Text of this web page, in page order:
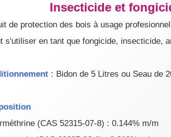
Insecticide et
de protection des bois à usage
s'utiliser en tant que fongicide, insecticide,
: Bidon de 5 Litres ou Seau de
(CAS 52315-07-8) : 0.144% m/m